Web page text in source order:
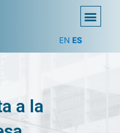
EN ES
a la